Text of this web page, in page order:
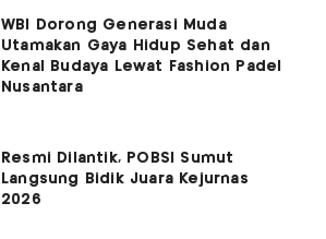
WBI Dorong Generasi Muda
Utamakan Gaya Hidup Sehat dan
Kenal Budaya Lewat Fashion Padel
Nusantara
Resmi Dilantik, POBSI Sumut
Langsung Bidik Juara Kejurnas
2026